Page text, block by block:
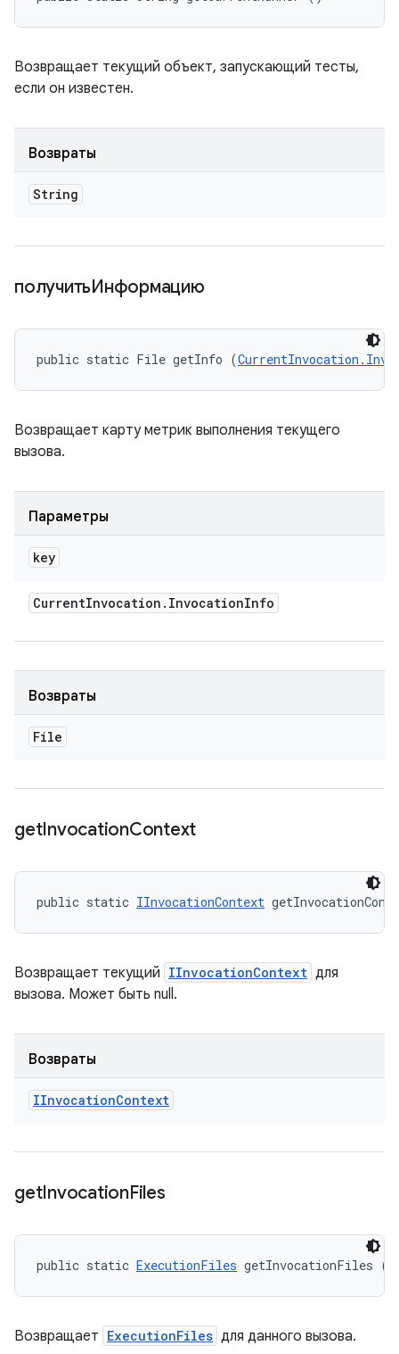
Возвращает текущий объект, запускающий тесты,
если он известен.
Возвраты
String
получитьИнформацию
public static File getInfo (
Возвращает карту метрик выполнения текущего
вызова.
Параметры
key
CurrentInvocation . InvocationInfo
Возвраты
File
getInvocationContext
public static IInvocationContext
Возвращает текущий IInvocationContext для
вызова. Может быть null.
Возвраты
IInvocationContext
getInvocationFiles
public static ExecutionFiles getInvocationFiles ()
Возвращает ExecutionFiles для данного вызова.